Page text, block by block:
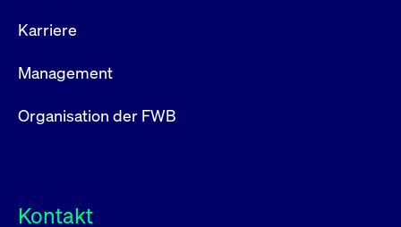
Karriere
Management
Organisation der FWB
Kontakt